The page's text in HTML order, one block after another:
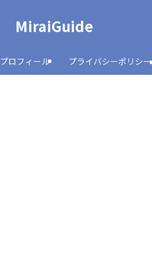
MiraiGuide
プロフィール プライバシーポリシー